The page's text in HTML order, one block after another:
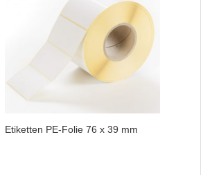
Etiketten PE-Folie 76 x 39 mm